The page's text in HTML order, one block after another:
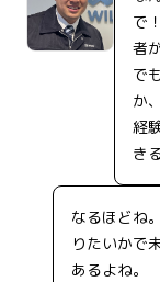
で
者
で
か
経
き
なるほどね
りたいかで
あるよね。